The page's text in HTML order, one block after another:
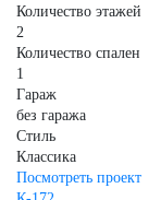
Количество этажей
2
Количество спален
1
Гараж
без гаража
Стиль
Классика
Посмотреть проект